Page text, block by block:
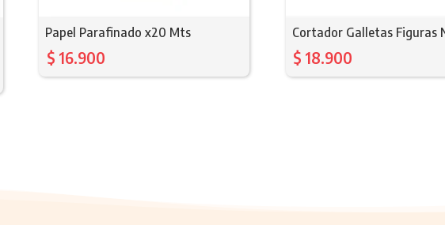
Papel Parafinado x20 Mts
$ 16.900
Cortador Galletas Figuras
$ 18.900